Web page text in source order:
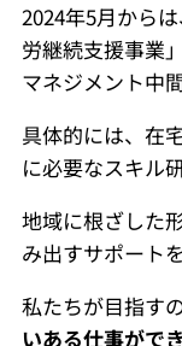
2024年5月から
労継続支援事業
マネジメント中
具体的には、在
に必要なスキル
地域に根ざした
み出すサポート
私たちが目指すの
いある仕事がで